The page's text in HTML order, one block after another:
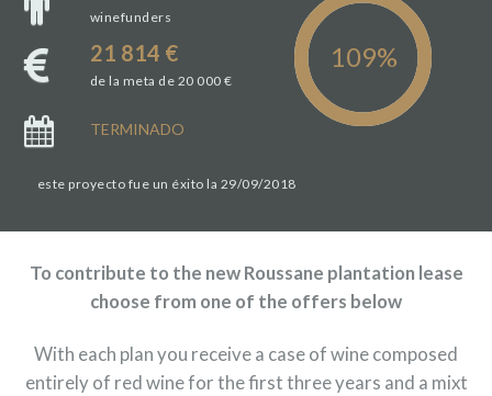
winefunders
21 814 €
de la meta de 20 000 €
TERMINADO
este proyecto fue un éxito la 29/09/2018
To contribute to the new Roussane plantation lease
choose from one of the offers below
With each plan you receive a case of wine composed
entirely of red wine for the first three years and a mixt